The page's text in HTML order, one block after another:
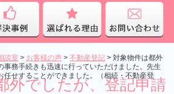
談室 > お客様の声> 不動産登記> 対象物件は都外
事務手続きも迅速に行っていただけました。先生
任せすることができました。（相続・不動産登
外でしたが、登記申請